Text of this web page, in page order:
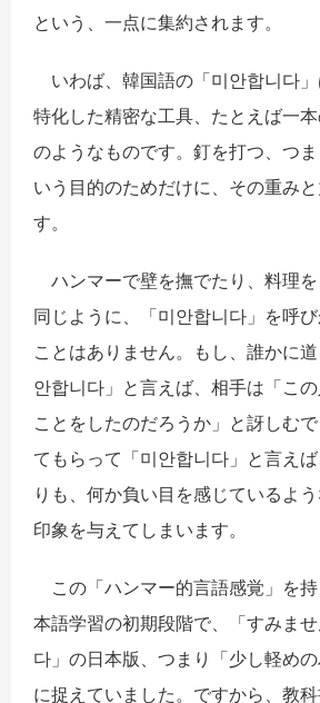
という、一点に集約されます。
いわば、韓国語の「미안합니다
特化した精密な工具、たとえば一
のようなものです。釘を打つ、つ
いう目的のためだけに、その重み
す。
ハンマーで壁を撫でたり、料理
同じように、「미안합니다」を呼
ことはありません。もし、誰かに
안합니다」と言えば、相手は「こ
ことをしたのだろうか」と訝しむ
てもらって「미안합니다」と言え
りも、何か負い目を感じているよ
印象を与えてしまいます。
この「ハンマー的言語感覚」を
本語学習の初期段階で、「すみま
다」の日本版、つまり「少し軽め
に捉えていました。ですから、教